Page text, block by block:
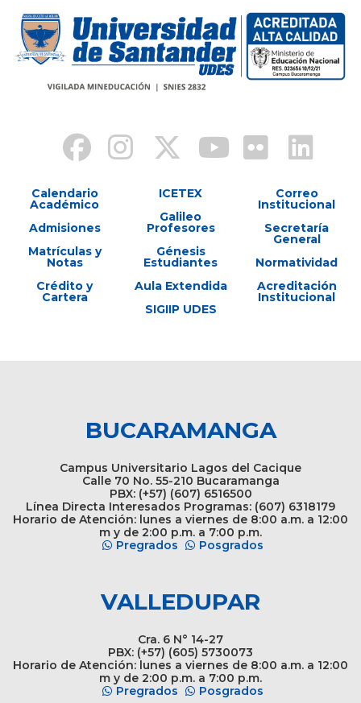
Calendario
Académico
Admisiones
Matrículas y
Notas
Crédito y
Cartera
ICETEX
Galileo
Profesores
Génesis
Estudiantes
Aula Extendida
SIGIIP UDES
Correo
Institucional
Secretaría
General
Normatividad
Acreditación
Institucional
BUCARAMANGA
Campus Universitario Lagos del Cacique
Calle 70 No. 55-210 Bucaramanga
PBX: (+57) (607) 6516500
Línea Directa Interesados Programas: (607) 6318179
Horario de Atención: lunes a viernes de 8:00 a.m. a 12:00
m y de 2:00 p.m. a 7:00 p.m.
Pregrados
Posgrados
VALLEDUPAR
Cra. 6 N° 14-27
PBX: (+57) (605) 5730073
Horario de Atención: lunes a viernes de 8:00 a.m. a 12:00
m y de 2:00 p.m. a 7:00 p.m.
Pregrados
Posgrados